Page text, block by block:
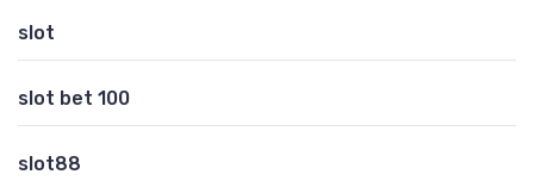
slot
slot bet 100
slot88